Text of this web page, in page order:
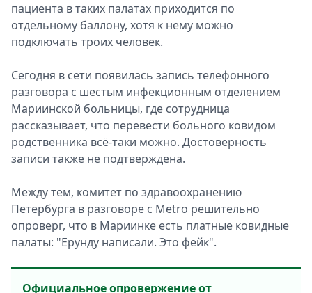
пациента в таких палатах приходится по
отдельному баллону, хотя к нему можно
подключать троих человек.
Сегодня в сети появилась запись телефонного
разговора с шестым инфекционным отделением
Мариинской больницы, где сотрудница
рассказывает, что перевести больного ковидом
родственника всё-таки можно. Достоверность
записи также не подтверждена.
Между тем, комитет по здравоохранению
Петербурга в разговоре с Metro решительно
опроверг, что в Мариинке есть платные ковидные
палаты: "Ерунду написали. Это фейк".
Официальное опровержение от